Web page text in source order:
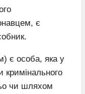
є
є особа, яка у
кримінального
чи шляхом